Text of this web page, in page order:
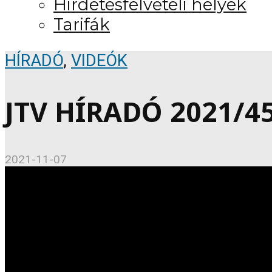
Hirdetésfelvételi helyek
Tarifák
HÍRADÓ, VIDEÓK
JTV HÍRADÓ 2021/
2021-11-07